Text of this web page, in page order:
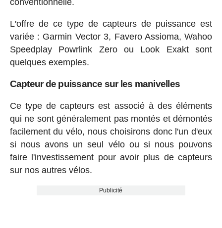
L'offre de ce type de capteurs de puissance est
variée : Garmin Vector 3, Favero Assioma, Wahoo
Speedplay Powrlink Zero ou Look Exakt sont
quelques exemples.
Capteur de puissance sur les manivelles
Ce type de capteurs est associé à des éléments
qui ne sont généralement pas montés et démontés
facilement du vélo, nous choisirons donc l'un d'eux
si nous avons un seul vélo ou si nous pouvons
faire l'investissement pour avoir plus de capteurs
sur nos autres vélos.
Publicité